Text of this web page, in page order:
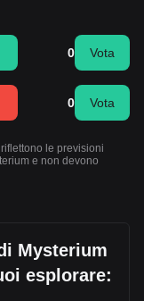
0 Vota
0 Vota
le previsioni
e non devono
Mysterium
esplorare: